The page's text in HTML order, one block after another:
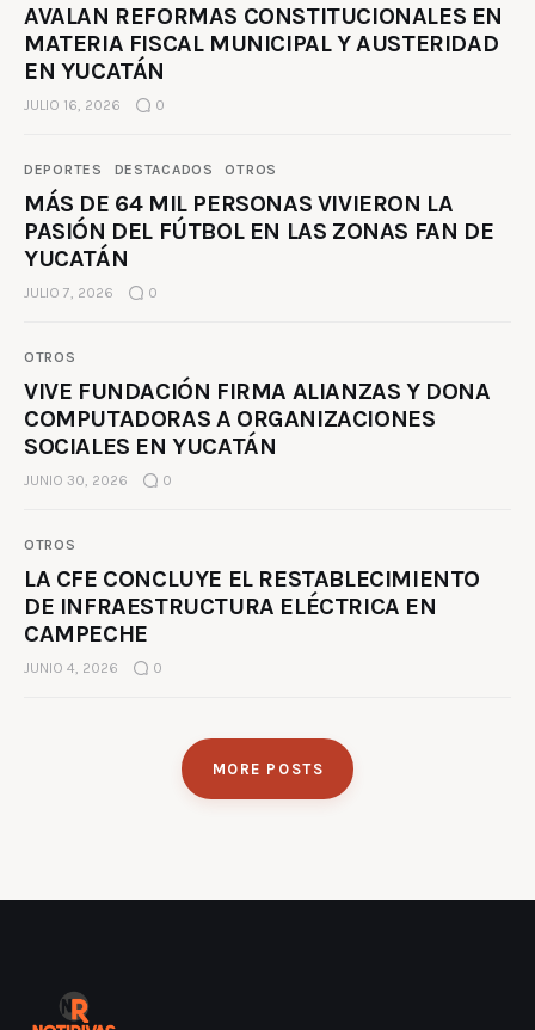
AVALAN REFORMAS CONSTITUCIONALES EN
MATERIA FISCAL MUNICIPAL Y AUSTERIDAD
EN YUCATÁN
JULIO 16, 2026 0
DEPORTES DESTACADOS OTROS
MÁS DE 64 MIL PERSONAS VIVIERON LA
PASIÓN DEL FÚTBOL EN LAS ZONAS FAN DE
YUCATÁN
JULIO 7, 2026 0
OTROS
VIVE FUNDACIÓN FIRMA ALIANZAS Y DONA
COMPUTADORAS A ORGANIZACIONES
SOCIALES EN YUCATÁN
JUNIO 30, 2026 0
OTROS
LA CFE CONCLUYE EL RESTABLECIMIENTO
DE INFRAESTRUCTURA ELÉCTRICA EN
CAMPECHE
JUNIO 4, 2026 0
MORE POSTS